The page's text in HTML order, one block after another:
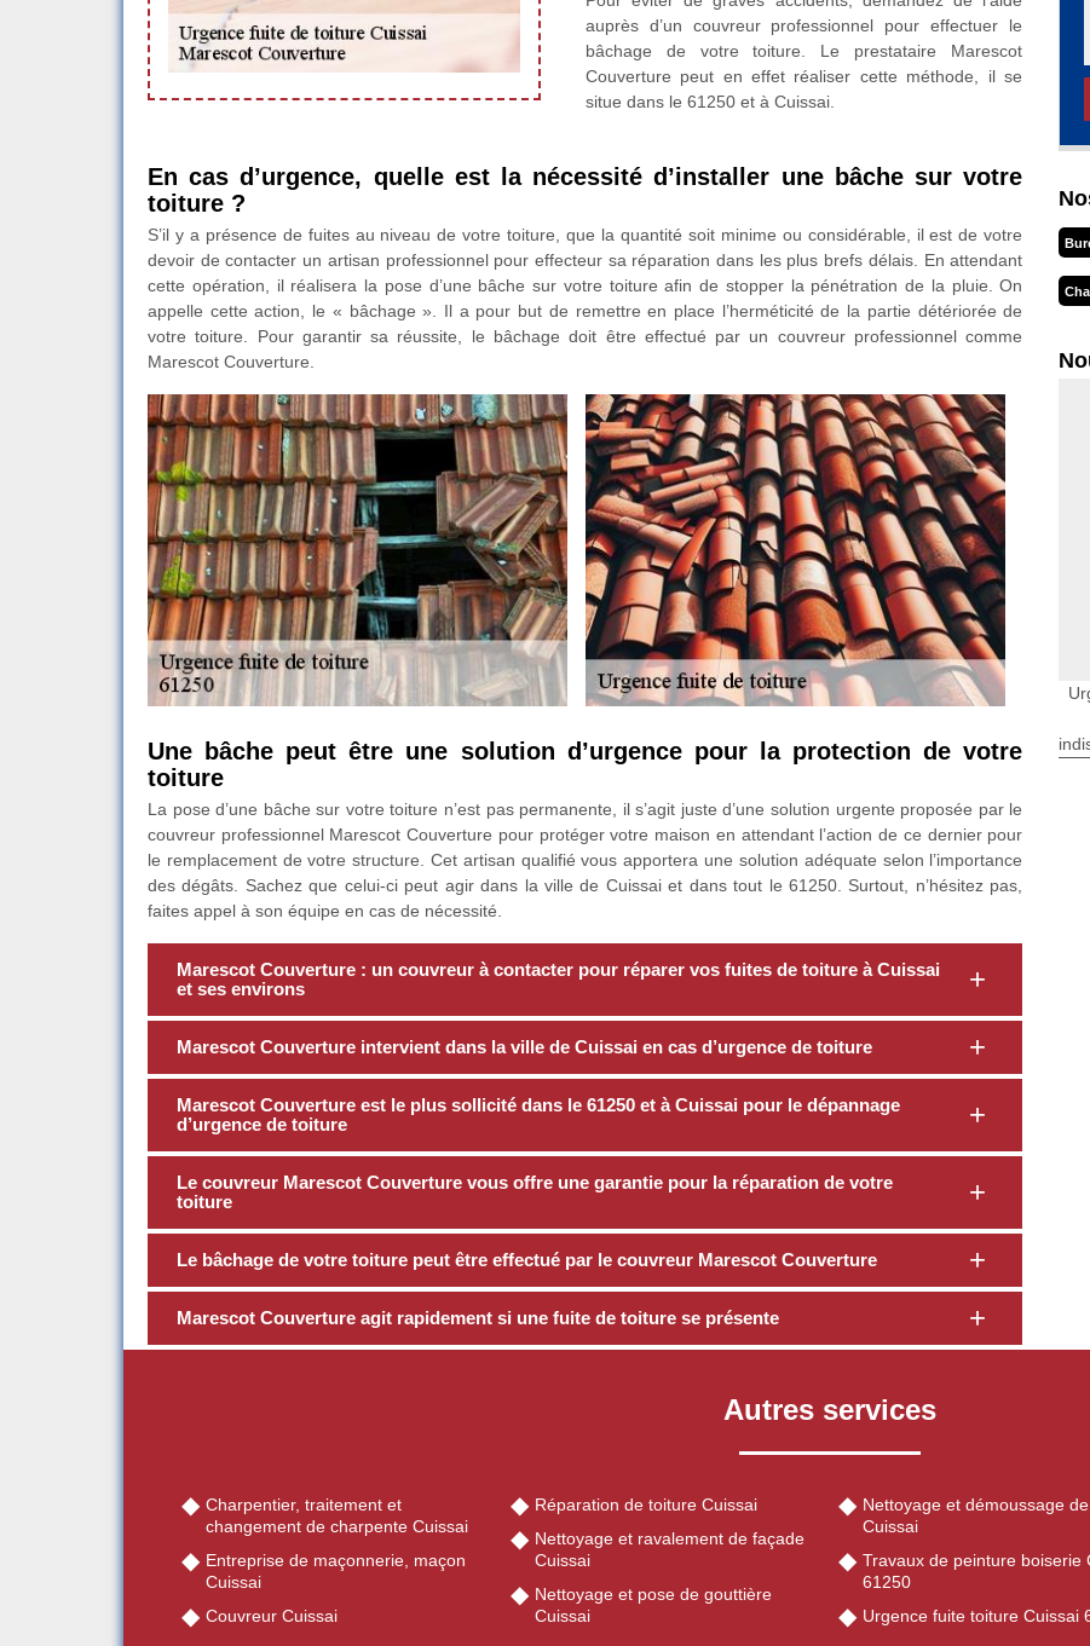
auprès d’un couvreur professionnel pour effectuer le
bâchage de votre toiture. Le prestataire Marescot
Couverture peut en effet réaliser cette méthode, il se
situe dans le 61250 et à Cuissai.
En cas d’urgence, quelle est la nécessité d’installer une bâche sur votre
toiture ?
S’il y a présence de fuites au niveau de votre toiture, que la quantité soit minime ou considérable, il est de votre
devoir de contacter un artisan professionnel pour effecteur sa réparation dans les plus brefs délais. En attendant
cette opération, il réalisera la pose d’une bâche sur votre toiture afin de stopper la pénétration de la pluie. On
appelle cette action, le « bâchage ». Il a pour but de remettre en place l’herméticité de la partie détériorée de
votre toiture. Pour garantir sa réussite, le bâchage doit être effectué par un couvreur professionnel comme
Marescot Couverture.
Une bâche peut être une solution d’urgence pour la protection de votre
toiture
La pose d’une bâche sur votre toiture n’est pas permanente, il s’agit juste d’une solution urgente proposée par le
couvreur professionnel Marescot Couverture pour protéger votre maison en attendant l’action de ce dernier pour
le remplacement de votre structure. Cet artisan qualifié vous apportera une solution adéquate selon l’importance
des dégâts. Sachez que celui-ci peut agir dans la ville de Cuissai et dans tout le 61250. Surtout, n’hésitez pas,
faites appel à son équipe en cas de nécessité.
Marescot Couverture : un couvreur à contacter pour réparer vos fuites de toiture à Cuissai
et ses environs
Marescot Couverture intervient dans la ville de Cuissai en cas d’urgence de toiture
Marescot Couverture est le plus sollicité dans le 61250 et à Cuissai pour le dépannage
d’urgence de toiture
Le couvreur Marescot Couverture vous offre une garantie pour la réparation de votre
toiture
Le bâchage de votre toiture peut être effectué par le couvreur Marescot Couverture
Marescot Couverture agit rapidement si une fuite de toiture se présente
Autres services
Charpentier, traitement et
changement de charpente Cuissai
Entreprise de maçonnerie, maçon
Cuissai
Couvreur Cuissai
Réparation de toiture Cuissai
Nettoyage et ravalement de façade
Cuissai
Nettoyage et pose de gouttière
Cuissai
Nettoyage et démoussage
Cuissai
Travaux de peinture boiserie
61250
Urgence fuite toiture Cuissai